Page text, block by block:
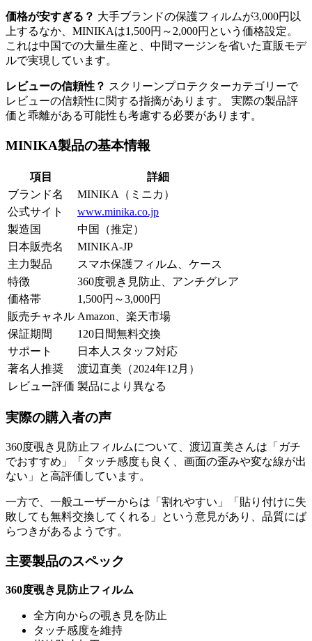
価格が安すぎる？ 大手ブランドの保護フィルムが3,000円以
上するなか、MINIKAは1,500円～2,000円という価格設定。
これは中国での大量生産と、中間マージンを省いた直販モデ
ルで実現しています。
レビューの信頼性？ スクリーンプロテクターカテゴリーで
レビューの信頼性に関する指摘があります。 実際の製品評
価と乖離がある可能性も考慮する必要があります。
MINIKA製品の基本情報
項目
詳細
ブランド名
MINIKA（ミニカ）
公式サイト
www.minika.co.jp
製造国
中国（推定）
日本販売名
MINIKA-JP
主力製品
スマホ保護フィルム、ケース
特徴
360度覗き見防止、アンチグレア
価格帯
1,500円～3,000円
販売チャネル Amazon、楽天市場
保証期間
120日間無料交換
サポート
日本人スタッフ対応
著名人推奨
渡辺直美（2024年12月）
レビュー評価 製品により異なる
実際の購入者の声
360度覗き見防止フィルムについて、渡辺直美さんは「ガチ
でおすすめ」「タッチ感度も良く、画面の歪みや変な線が出
ない」と高評価しています。
一方で、一般ユーザーからは「割れやすい」「貼り付けに失
敗しても無料交換してくれる」という意見があり、品質にば
らつきがあるようです。
主要製品のスペック
360度覗き見防止フィルム
全方向からの覗き見を防止
タッチ感度を維持